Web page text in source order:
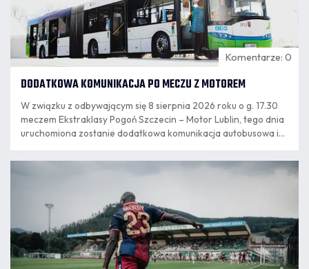
Komentarze: 0
DODATKOWA KOMUNIKACJA PO MECZU Z MOTOREM
W związku z odbywającym się 8 sierpnia 2026 roku o g. 17.30
meczem Ekstraklasy Pogoń Szczecin – Motor Lublin, tego dnia
uruchomiona zostanie dodatkowa komunikacja autobusowa i